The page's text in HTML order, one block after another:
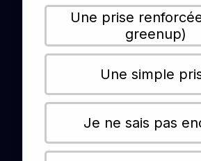
Une prise
greenup)
Une simple
Je ne sais pas